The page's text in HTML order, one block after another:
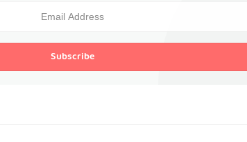
Subscribe